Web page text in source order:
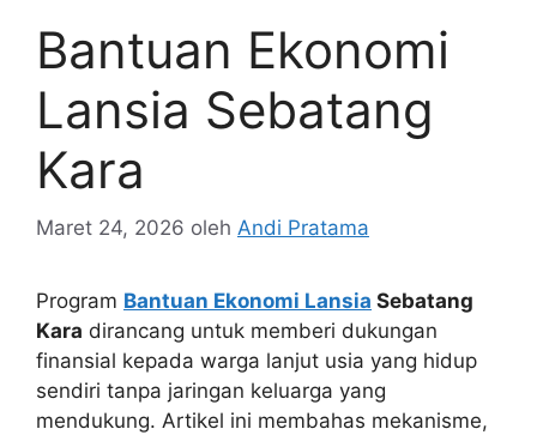
Bantuan Ekonomi
Lansia Sebatang
Kara
Maret 24, 2026 oleh Andi Pratama
Program Bantuan Ekonomi Lansia Sebatang
Kara dirancang untuk memberi dukungan
finansial kepada warga lanjut usia yang hidup
sendiri tanpa jaringan keluarga yang
mendukung. Artikel ini membahas mekanisme,